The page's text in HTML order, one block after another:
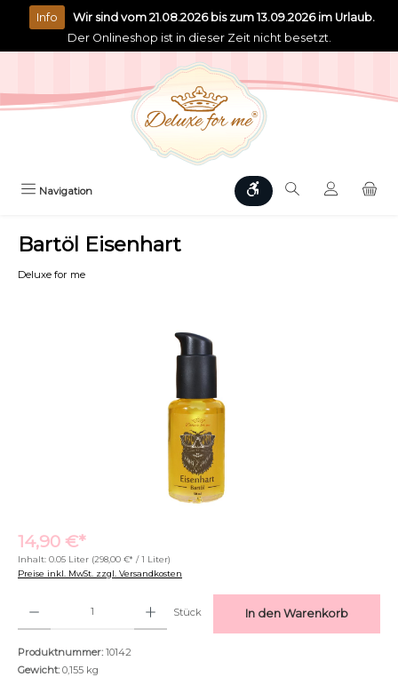
springen
Info
Wir sind vom 21.08.2026 bis zum 13.09.2026 im Urlaub.
Der Onlineshop ist in dieser Zeit nicht besetzt.
Navigation Werkzeugleiste anzeigen
Bartöl Eisenhart
Deluxe for me
14,90 €*
Inhalt: 0.05 Liter (298,00 €* / 1 Liter)
Preise inkl. MwSt. zzgl. Versandkosten
Stück In den Warenkorb
Produktnummer: 10142
Gewicht: 0,155 kg
Text vergrößern Hochkontrastmodus